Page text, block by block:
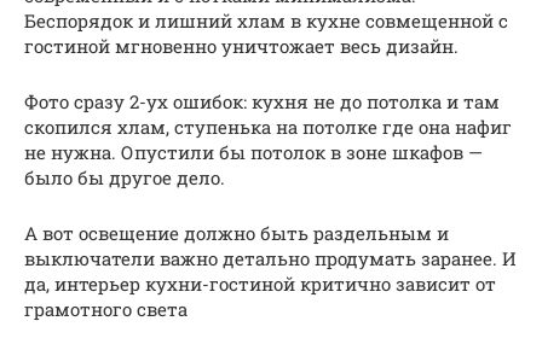
Беспорядок и лишний хлам в кухне совмещенной с
гостиной мгновенно уничтожает весь дизайн.
Фото сразу 2-ух ошибок: кухня не до потолка и там
скопился хлам, ступенька на потолке где она нафиг
не нужна. Опустили бы потолок в зоне шкафов —
было бы другое дело.
А вот освещение должно быть раздельным и
выключатели важно детально продумать заранее. И
да, интерьер кухни-гостиной критично зависит от
грамотного света